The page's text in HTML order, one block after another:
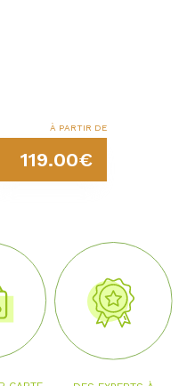
À PARTIR DE
119.00€